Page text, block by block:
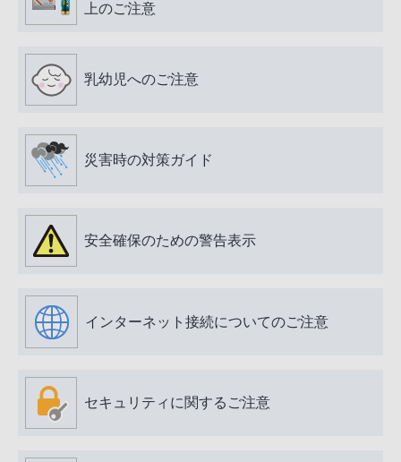
上のご注意
乳幼児へのご注意
災害時の対策ガイド
安全確保のための警告表示
インターネット接続についてのご注意
セキュリティに関するご注意